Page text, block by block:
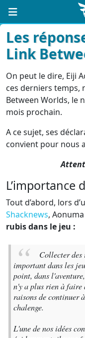
Les
Link
On peut le dire, Eiji
ces derniers temps,
Between Worlds, le
mois prochain.
A ce sujet, ses
convient pour nous
L’importance
Tout d’abord, lors
Shacknews,
rubis dans le jeu :
Collecter des
important dans les
point, dans
n'y a plus rien à faire
raisons de continuer
chalenge.
L'une de nos idées